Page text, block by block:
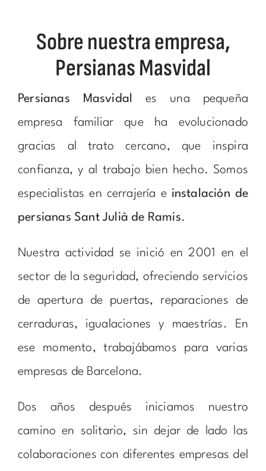
Sobre nuestra empresa,
Persianas Masvidal
Persianas Masvidal es una pequeña
empresa familiar que ha evolucionado
gracias al trato cercano, que inspira
confianza, y al trabajo bien hecho. Somos
especialistas en cerrajería e instalación de
persianas Sant Julià de Ramis.
Nuestra actividad se inició en 2001 en el
sector de la seguridad, ofreciendo servicios
de apertura de puertas, reparaciones de
cerraduras, igualaciones y maestrías. En
ese momento, trabajábamos para varias
empresas de Barcelona.
Dos años después iniciamos nuestro
camino en solitario, sin dejar de lado las
colaboraciones con diferentes empresas del